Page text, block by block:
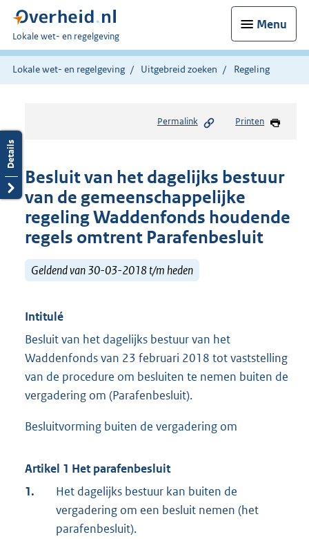
Menu
U
bent
hier:
Lokale wet- en regelgeving
Lokale wet- en regelgeving Uitgebreid zoeken Regeling
Permalink Printen
Besluit van het dagelijks bestuur
van de gemeenschappelijke
regeling Waddenfonds houdende
regels omtrent Parafenbesluit
Geldend van 30-03-2018 t/m heden
Intitulé
Besluit van het dagelijks bestuur van het
Waddenfonds van 23 februari 2018 tot vaststelling
van de procedure om besluiten te nemen buiten de
vergadering om (Parafenbesluit).
Besluitvorming buiten de vergadering om
Artikel 1 Het parafenbesluit
1.
Het dagelijks bestuur kan buiten de
vergadering om een besluit nemen (het
parafenbesluit).